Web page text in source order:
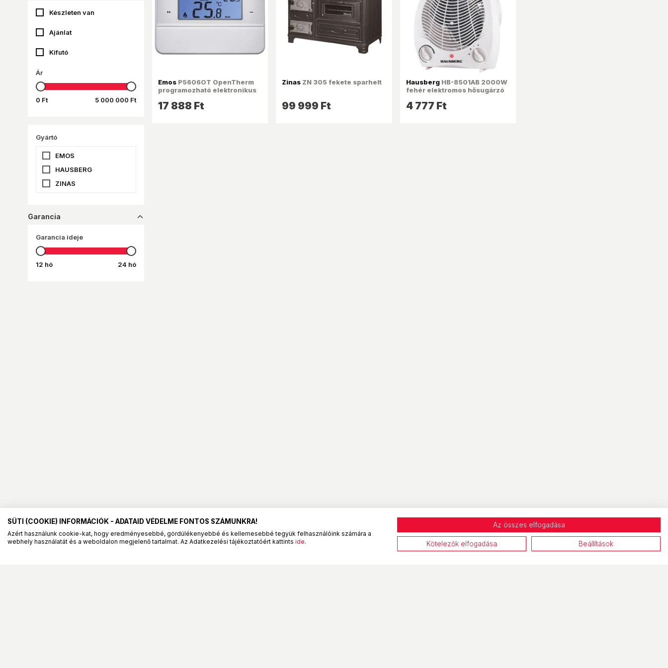
EmosP5606OT OpenTherm
programozható elektronikus
17 888 Ft
Zinas ZN 305 fekete sparhelt
99 999 Ft
HausbergHB-8501AB 2000W
fehér elektromos hősugárzó
4 777 Ft
Készleten van
Ajánlat
Kifutó
Ár
0 Ft 5 000 000 Ft
Gyártó
EMOS
HAUSBERG
ZINAS
Garancia dropup_16
Garancia ideje
12 hó 24 hó
SÜTI (COOKIE) INFORMÁCIÓK - ADATAID VÉDELME FONTOS SZÁMUNKRA!
Azért használunk cookie-kat, hogy eredményesebbé, gördülékenyebbé és kellemesebbé tegyük felhasználóink számára a
webhely használatát és a weboldalon megjelenő tartalmat. Az Adatkezelési tájékoztatóért kattints ide.
Az összes elfogadása
Kötelezők elfogadása Beállítások